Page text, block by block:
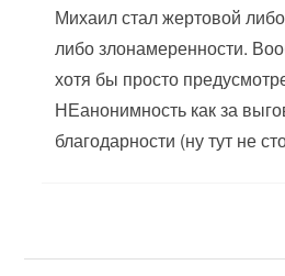
Михаил стал жертовой
либо злонамеренности.
хотя бы просто
НЕанонимность как за
благодарности (ну тут не